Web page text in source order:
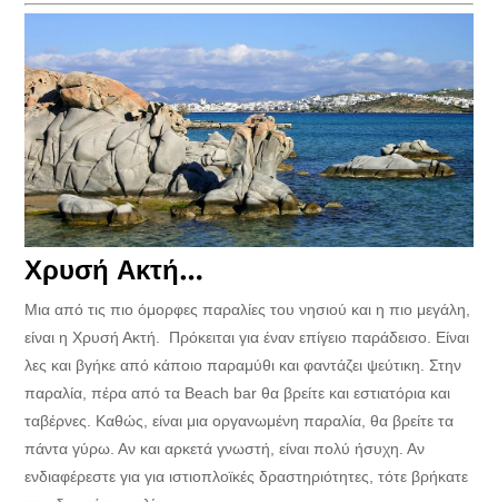
Χρυσή Ακτή…
Μια από τις πιο όμορφες παραλίες του νησιού και η πιο μεγάλη,
είναι η Χρυσή Ακτή. Πρόκειται για έναν επίγειο παράδεισο. Είναι
λες και βγήκε από κάποιο παραμύθι και φαντάζει ψεύτικη. Στην
παραλία, πέρα από τα Beach bar θα βρείτε και εστιατόρια και
ταβέρνες. Καθώς, είναι μια οργανωμένη παραλία, θα βρείτε τα
πάντα γύρω. Αν και αρκετά γνωστή, είναι πολύ ήσυχη. Αν
ενδιαφέρεστε για για ιστιοπλοϊκές δραστηριότητες, τότε βρήκατε